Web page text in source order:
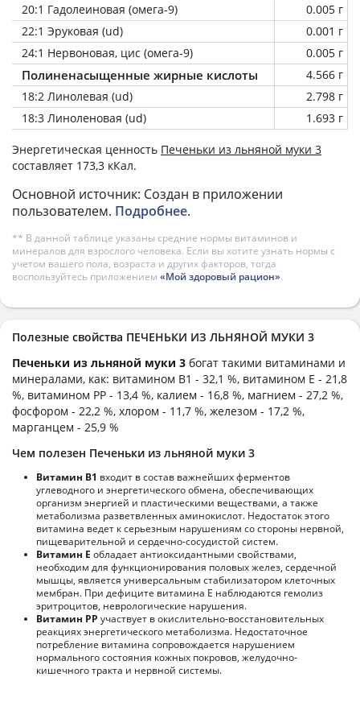
20:1 Гадолеиновая (омега-9)
0.005 г
22:1 Эруковая (ud)
0.001 г
24:1 Нервоновая, цис (омега-9)
0.005 г
Полиненасыщенные жирные кислоты
4.566 г
18:2 Линолевая (ud)
2.798 г
18:3 Линоленовая (ud)
1.693 г
Энергетическая ценность Печеньки из льняной муки 3
составляет 173,3 кКал.
Основной источник: Создан в приложении
пользователем. Подробнее.
** В данной таблице указаны средние нормы витаминов и
минералов для взрослого человека. Если вы хотите узнать нормы с
учетом вашего пола, возраста и других факторов, тогда
воспользуйтесь приложением «Мой здоровый рацион».
Полезные свойства ПЕЧЕНЬКИ ИЗ ЛЬНЯНОЙ МУКИ 3
Печеньки из льняной муки 3 богат такими витаминами и
минералами, как: витамином B1 - 32,1 %, витамином E - 21,8
%, витамином PP - 13,4 %, калием - 16,8 %, магнием - 27,2 %,
фосфором - 22,2 %, хлором - 11,7 %, железом - 17,2 %,
марганцем - 25,9 %
Чем полезен Печеньки из льняной муки 3
Витамин В1 входит в состав важнейших ферментов
углеводного и энергетического обмена, обеспечивающих
организм энергией и пластическими веществами, а также
метаболизма разветвленных аминокислот. Недостаток этого
витамина ведет к серьезным нарушениям со стороны нервной,
пищеварительной и сердечно-сосудистой систем.
Витамин Е обладает антиоксидантными свойствами,
необходим для функционирования половых желез, сердечной
мышцы, является универсальным стабилизатором клеточных
мембран. При дефиците витамина Е наблюдаются гемолиз
эритроцитов, неврологические нарушения.
Витамин РР участвует в окислительно-восстановительных
реакциях энергетического метаболизма. Недостаточное
потребление витамина сопровождается нарушением
нормального состояния кожных покровов, желудочно-
кишечного тракта и нервной системы.